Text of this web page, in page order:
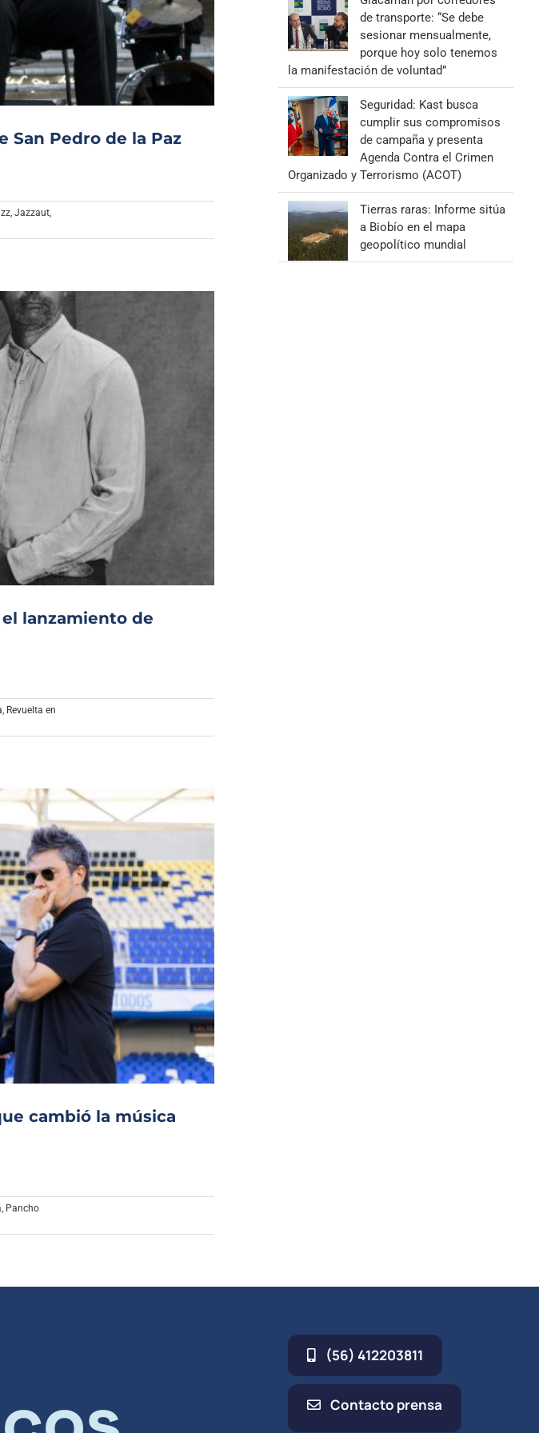
San Pedro de la Paz
, Jazzaut,
lanzamiento de
, Revuelta en
cambió la música
Pancho
de transporte: “Se debe
sesionar mensualmente,
porque hoy solo tenemos
la manifestación de voluntad”
Seguridad: Kast busca
cumplir sus compromisos
de campaña y presenta
Agenda Contra el Crimen
Organizado y Terrorismo (ACOT)
Tierras raras: Informe sitúa
a Biobío en el mapa
geopolítico mundial
(56) 412203811
Contacto prensa